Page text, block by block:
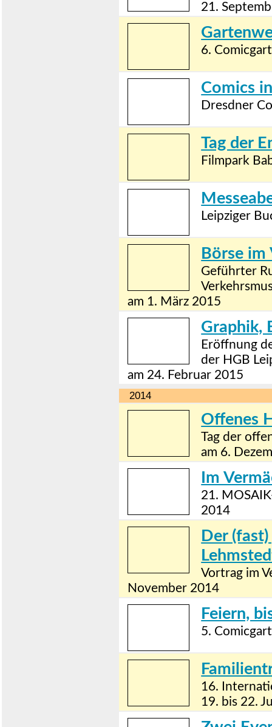
21.
6.
Comics
Dresdner
Tag der
Filmpark
Leipziger
Börse im
Geführter
am 1. März 2015
Graphik,
Eröffnung
der HGB
am 24. Februar 2015
2014
Offenes
Tag der
am 6.
Im
21.
2014
Der
Vortrag im
November 2014
Feiern,
5.
16.
19. bis 22.